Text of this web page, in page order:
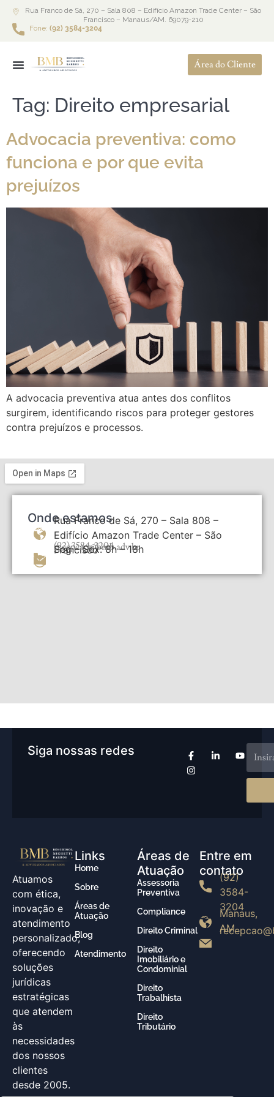
Rua Franco de Sá, 270 – Sala 808 – Edifício Amazon Trade Center – São
Francisco – Manaus/AM. 69079-210
Fone: (92) 3584-3204
Área do Cliente
Tag: Direito empresarial
Advocacia preventiva: como
funciona e por que evita
prejuízos
A advocacia preventiva atua antes dos conflitos
surgirem, identificando riscos para proteger gestores
contra prejuízos e processos.
Onde estamos
Rua Franco de Sá, 270 – Sala 808 –
Edifício Amazon Trade Center – São
Francisco
(92) 3584-3204
recepcao@bmb.adv.br
Seg – Sex: 8h – 18h
Siga nossas redes
Atuamos
com ética,
inovação e
atendimento
personalizado,
oferecendo
soluções
jurídicas
estratégicas
que atendem
às
necessidades
dos nossos
clientes
desde 2005.
Links
Home
Sobre
Áreas de
Atuação
Blog
Atendimento
Áreas de
Atuação
Assessoria
Preventiva
Compliance
Direito Criminal
Direito
Imobiliário e
Condominial
Direito
Trabalhista
Direito
Tributário
Entre em
contato
(92)
3584-
3204
Manaus,
AM